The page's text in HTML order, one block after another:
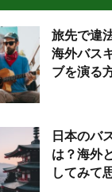
旅先で違
海外バス
ブを演る
日本のバ
は？海外
してみて